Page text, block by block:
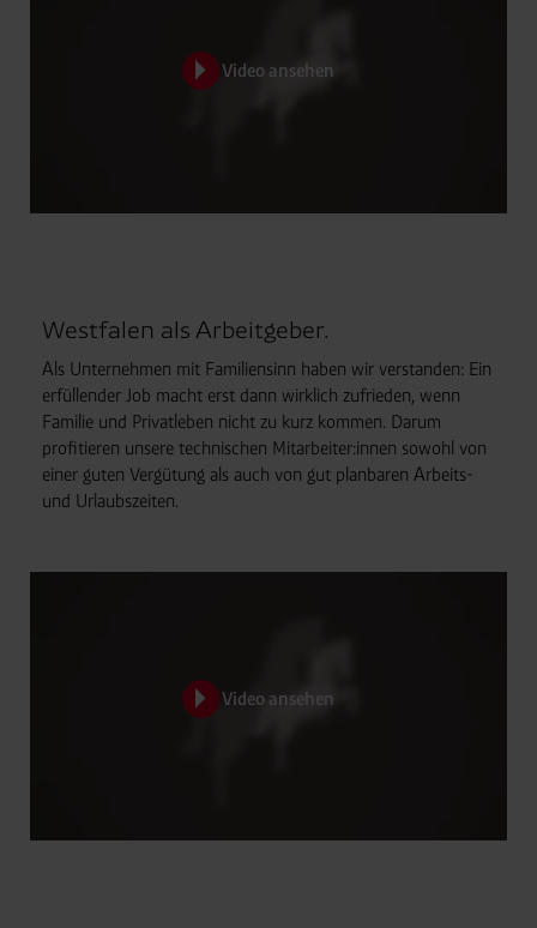
Video ansehen
Video ansehen
Westfalen als Arbeitgeber.
Als Unternehmen mit Familiensinn haben wir verstanden: Ein
erfüllender Job macht erst dann wirklich zufrieden, wenn
Familie und Privatleben nicht zu kurz kommen. Darum
profitieren unsere technischen Mitarbeiter:innen sowohl von
einer guten Vergütung als auch von gut planbaren Arbeits-
und Urlaubszeiten.